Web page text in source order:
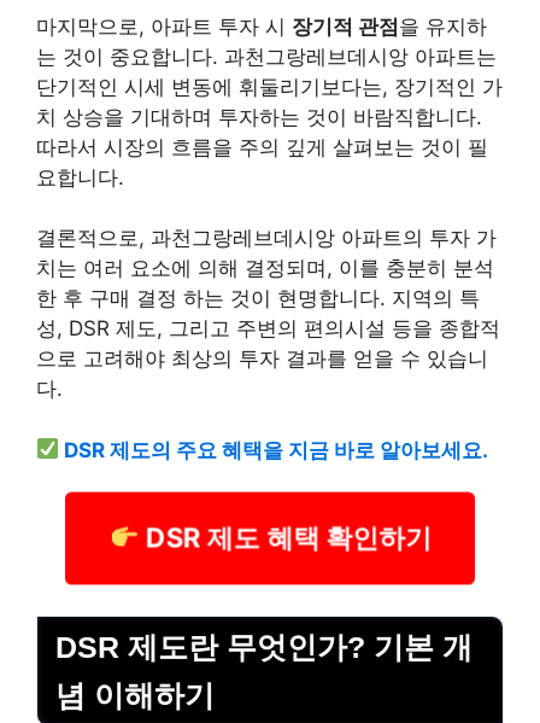
마지막으로, 아파트 투자 시 장기적 관점을 유지하
는 것이 중요합니다. 과천그랑레브데시앙 아파트는
단기적인 시세 변동에 휘둘리기보다는, 장기적인 가
치 상승을 기대하며 투자하는 것이 바람직합니다.
따라서 시장의 흐름을 주의 깊게 살펴보는 것이 필
요합니다.
결론적으로, 과천그랑레브데시앙 아파트의 투자 가
치는 여러 요소에 의해 결정되며, 이를 충분히 분석
한 후 구매 결정 하는 것이 현명합니다. 지역의 특
성, DSR 제도, 그리고 주변의 편의시설 등을 종합적
으로 고려해야 최상의 투자 결과를 얻을 수 있습니
다.
DSR 제도의 주요 혜택을 지금 바로 알아보세요.
DSR 제도 혜택 확인하기
DSR 제도란 무엇인가? 기본 개
념 이해하기